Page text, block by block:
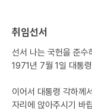
취임선서
선서 나는 국헌을 준수
1971년 7월 1일 대통
이어서 대통령 각하께
자리에 앉아주시기 바